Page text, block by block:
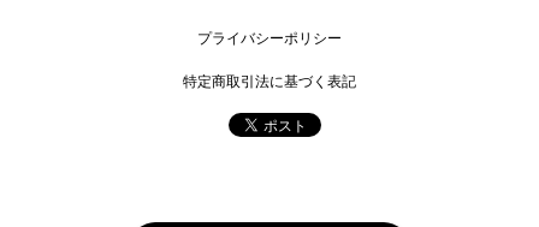
プライバシーポリシー
特定商取引法に基づく表記